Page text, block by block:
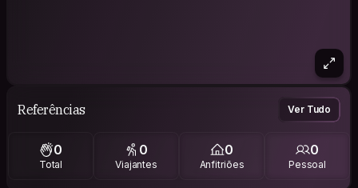
Referências Ver Tudo
0
Total
0
Viajantes
0
Anfitriões
0
Pessoal